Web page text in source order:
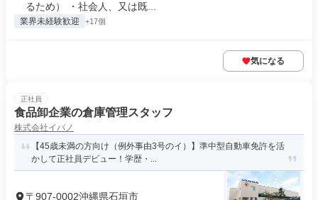
るため） ・社会人、又は既...
業界未経験歓迎 +17個
気になる
正社員
食品卸企業の倉庫管理スタッフ
株式会社イバノ
【45歳未満の方向け（例外事由3号のイ）】準中型自動車免許を活
かして正社員デビュー！学歴・...
〒907-0002沖縄県石垣市